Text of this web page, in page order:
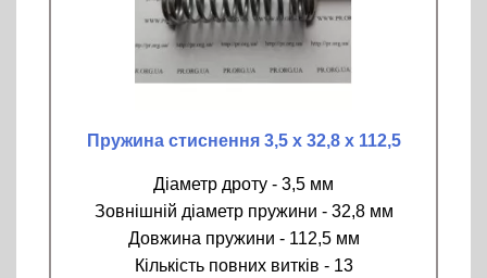
Пружина стиснення 3,5 х 32,8 х 112,5
Діаметр дроту - 3,5 мм
Зовнішній діаметр пружини - 32,8 мм
Довжина пружини - 112,5 мм
Кількість повних витків - 13